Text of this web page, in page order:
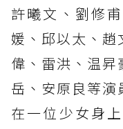
許曦文、劉修
媛、邱以太、趙
偉、雷洪、温
岳、安原良等演
在一位少女身